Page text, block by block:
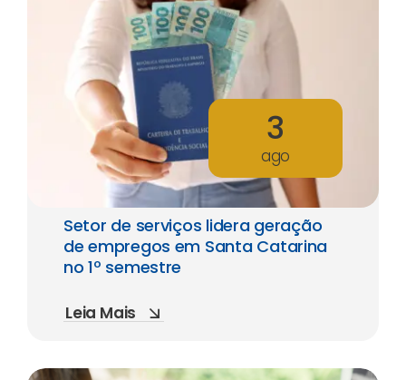
3
ago
Setor de serviços lidera geração
de empregos em Santa Catarina
no 1º semestre
Leia Mais